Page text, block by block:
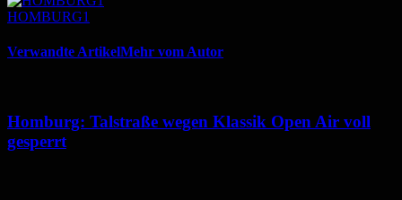
HOMBURG1
Verwandte ArtikelMehr vom Autor
Homburg: Talstraße wegen Klassik Open Air voll
gesperrt